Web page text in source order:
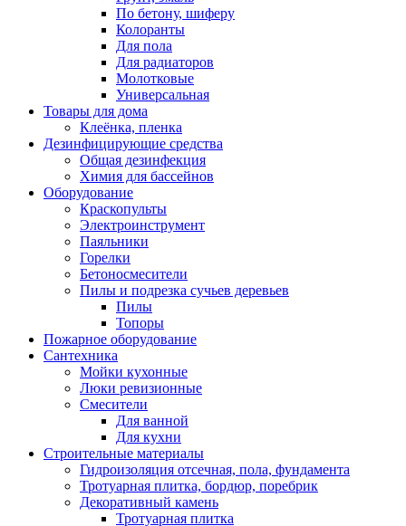
По бетону, шиферу
Колоранты
Для пола
Для радиаторов
Молотковые
Универсальная
Товары для дома
Клеёнка, пленка
Дезинфицирующие средства
Общая дезинфекция
Химия для бассейнов
Оборудование
Краскопульты
Электроинструмент
Паяльники
Горелки
Бетоносмесители
Пилы и подрезка сучьев деревьев
Пилы
Топоры
Пожарное оборудование
Сантехника
Мойки кухонные
Люки ревизионные
Смесители
Для ванной
Для кухни
Строительные материалы
Гидроизоляция отсечная, пола, фундамента
Тротуарная плитка, бордюр, поребрик
Декоративный камень
Тротуарная плитка